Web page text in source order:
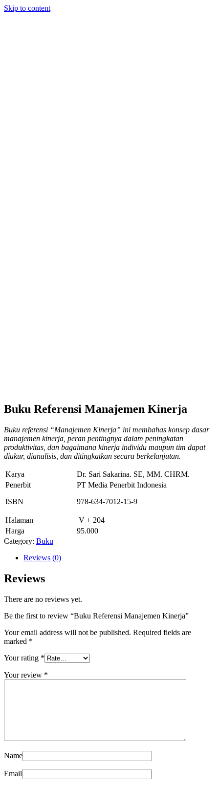
Skip to content
Buku Referensi Manajemen Kinerja
Buku referensi “Manajemen Kinerja” ini membahas konsep dasar
manajemen kinerja, peran pentingnya dalam peningkatan
produktivitas, dan bagaimana kinerja individu maupun tim dapat
diukur, dianalisis, dan ditingkatkan secara berkelanjutan.
Karya
Dr. Sari Sakarina. SE, MM. CHRM.
Penerbit
ISBN
PT Media Penerbit Indonesia
978-634-7012-15-9
Halaman
V + 204
Harga
95.000
Category: Buku
Reviews (0)
Reviews
There are no reviews yet.
Be the first to review “Buku Referensi Manajemen Kinerja”
Your email address will not be published. Required fields are
marked *
Your rating *
Your review *
Name
Email